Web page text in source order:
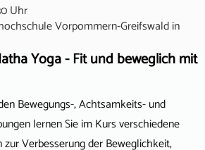
Uhr
Vorpommern-Greifswaldin
Yoga - Fit und beweglich mit
Bewegungs-, Achtsamkeits- und
lernen Sie im Kurs verschiedene
Verbesserung der Beweglichkeit,